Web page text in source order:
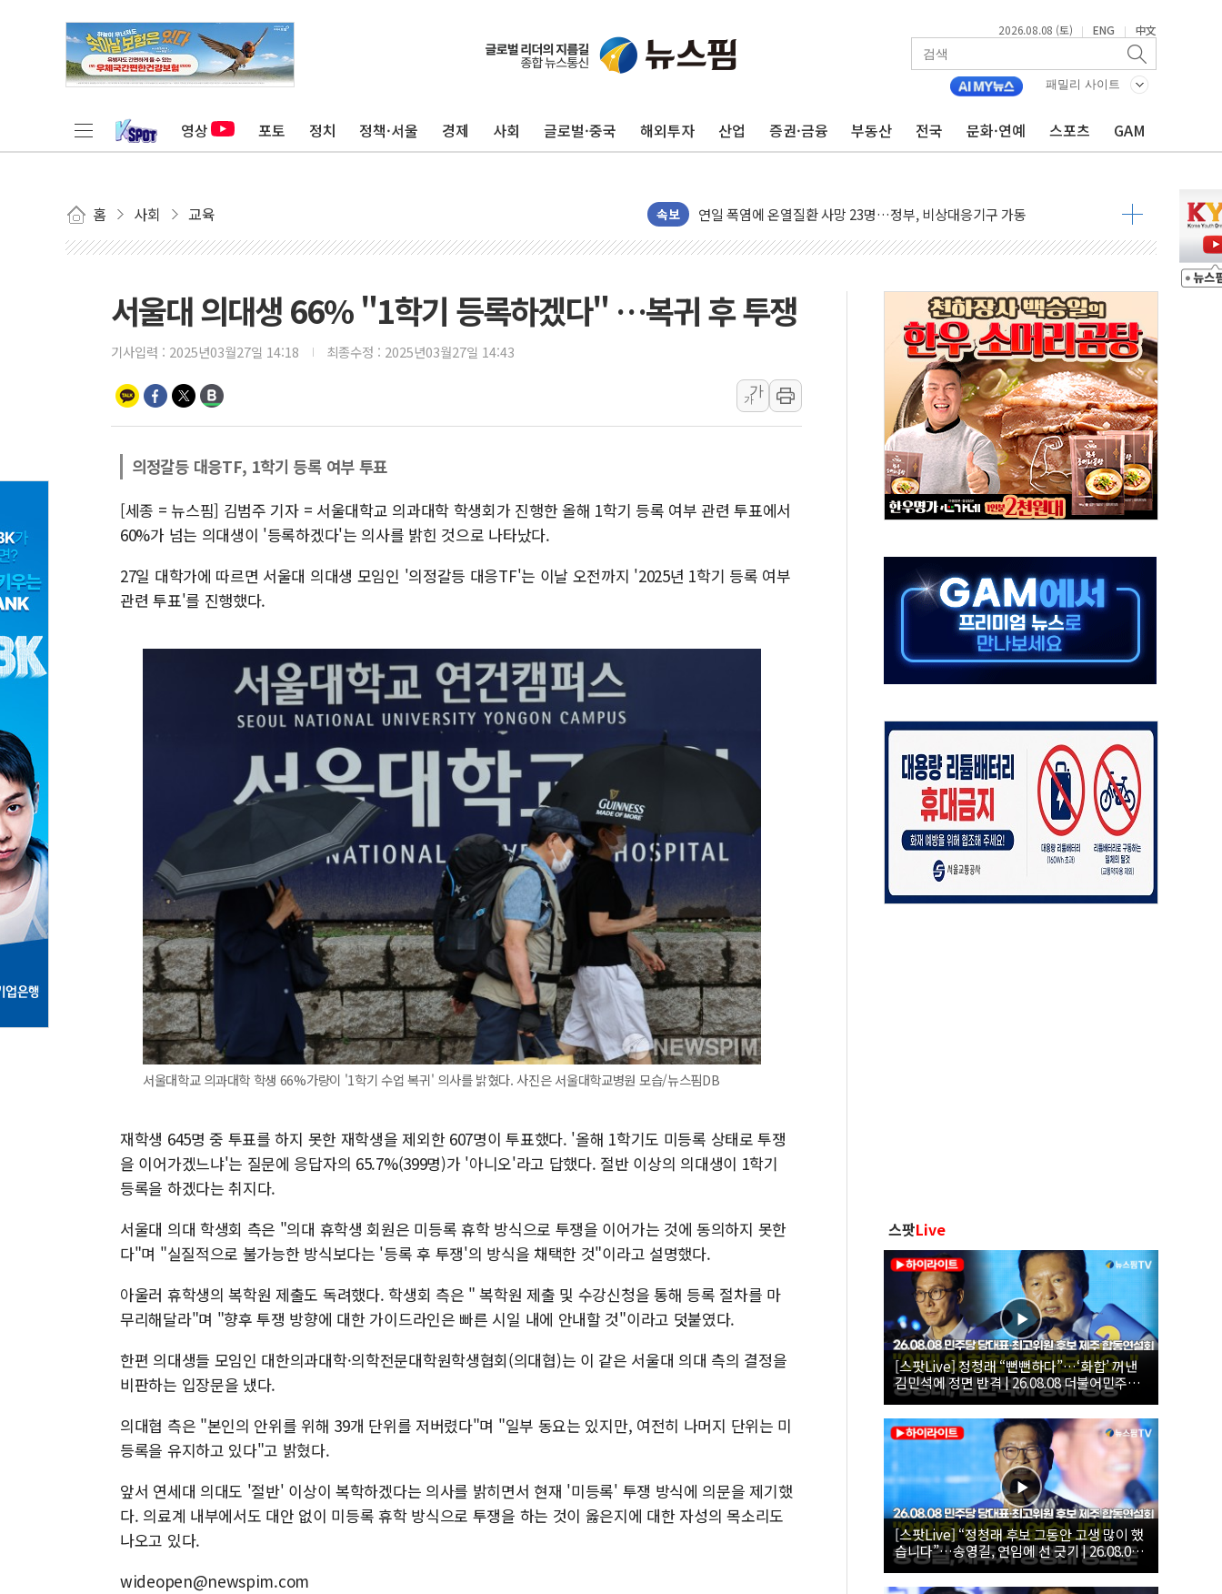
2026.08.08 (토) | ENG | 中文
패밀리 사이트
영상 포토 정치 정책·서울 경제 사회 글로벌·중국 해외투자 산업 증권·금융 부동산 전국 문화·연예 스포츠 GAM
홈 사회 교육 속보
인천 선재도 갯벌서 해루질 중 실종 60대 나흘만에 숨진 채 발견
인천서 말다툼 중 어머니 흉기 살해…10대 아들 체포
李대통령, ISA 개편 재검토 지시…與 "적극 환영"·野 "졸속 국정"
동해중부 전 해상 풍랑주의보…10일까지 최대 3.5m 높은 물결
中 전방위 아파트 부양, 수도 베이징도 부동산 규제 철폐
인제 용대리 계곡서 수위 상승으로 피서객 7명 고립…전원 구조
강원 중·남부 동해안 시간당 50mm 이상 폭우…호우경보 발효
청양 밭에서 일하던 90대 숨져…온열질환 여부 조사
폭염에 車 운전면허 기능시험 오전 집중 편성…체감온도 38도 넘으면 중단
李대통령, 'ISA·주가누르기 방지법' 전면 재검토 지시
'호우 특보' 경북 울진 시간당 20~30mm 강한 비...가뭄 해소될 듯
주말 무더위·열대야 지속…내륙 곳곳 소나기
오세훈 "용산공원 주택 검토, 민주당 스스로 원칙 뒤집는 것"
충북 주말 무더위 지속…청주·진천 35도, 곳곳 소나기
10월 보완수사권 폐지·공소청 출범…피해자들 '범죄 사각지대' 우려
민주당, 오늘 제주·인천 경선 발표...김민석 '재역전' vs 정청래 '격차 확대'
서울대 의대생 66% "1학기 등록하겠다" …복귀 후 투쟁
기사입력 : 2025년03월27일 14:18 최종수정 : 2025년03월27일 14:43
가
가
의정갈등 대응TF, 1학기 등록 여부 투표
[세종 = 뉴스핌] 김범주 기자 = 서울대학교 의과대학 학생회가 진행한 올해 1학기 등록 여부 관련 투표에서
60%가 넘는 의대생이 '등록하겠다'는 의사를 밝힌 것으로 나타났다.
27일 대학가에 따르면 서울대 의대생 모임인 '의정갈등 대응TF'는 이날 오전까지 '2025년 1학기 등록 여부
관련 투표'를 진행했다.
서울대학교 의과대학 학생 66%가량이 '1학기 수업 복귀' 의사를 밝혔다. 사진은 서울대학교병원 모습/뉴스핌DB
재학생 645명 중 투표를 하지 못한 재학생을 제외한 607명이 투표했다. '올해 1학기도 미등록 상태로 투쟁
을 이어가겠느냐'는 질문에 응답자의 65.7%(399명)가 '아니오'라고 답했다. 절반 이상의 의대생이 1학기
등록을 하겠다는 취지다.
서울대 의대 학생회 측은 "의대 휴학생 회원은 미등록 휴학 방식으로 투쟁을 이어가는 것에 동의하지 못한
다"며 "실질적으로 불가능한 방식보다는 '등록 후 투쟁'의 방식을 채택한 것"이라고 설명했다.
아울러 휴학생의 복학원 제출도 독려했다. 학생회 측은 " 복학원 제출 및 수강신청을 통해 등록 절차를 마
무리해달라"며 "향후 투쟁 방향에 대한 가이드라인은 빠른 시일 내에 안내할 것"이라고 덧붙였다.
한편 의대생들 모임인 대한의과대학·의학전문대학원학생협회(의대협)는 이 같은 서울대 의대 측의 결정을
비판하는 입장문을 냈다.
의대협 측은 "본인의 안위를 위해 39개 단위를 저버렸다"며 "일부 동요는 있지만, 여전히 나머지 단위는 미
등록을 유지하고 있다"고 밝혔다.
앞서 연세대 의대도 '절반' 이상이 복학하겠다는 의사를 밝히면서 현재 '미등록' 투쟁 방식에 의문을 제기했
다. 의료계 내부에서도 대안 없이 미등록 휴학 방식으로 투쟁을 하는 것이 옳은지에 대한 자성의 목소리도
나오고 있다.
wideopen@newspim.com
스팟Live
[스팟Live] 정청래 “뻔뻔하다”…‘화합’ 꺼낸
김민석에 정면 반격 | 26.08.08 더불어민주당
당대표·최고위원 후보 제주 합동연설회
[스팟Live] “정청래 후보 그동안 고생 많이 했
습니다”…송영길, 연임에 선 긋기 | 26.08.08
더불어민주당 당대표·최고위원 후보 제주 합
동연설회